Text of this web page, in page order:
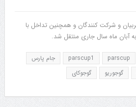
و شرکت کنندگان و همچنین تداخل با
آبان ماه سال جاری منتقل شد.
parscup
parscup1
جام پارس
گوجوریو گوجوکای